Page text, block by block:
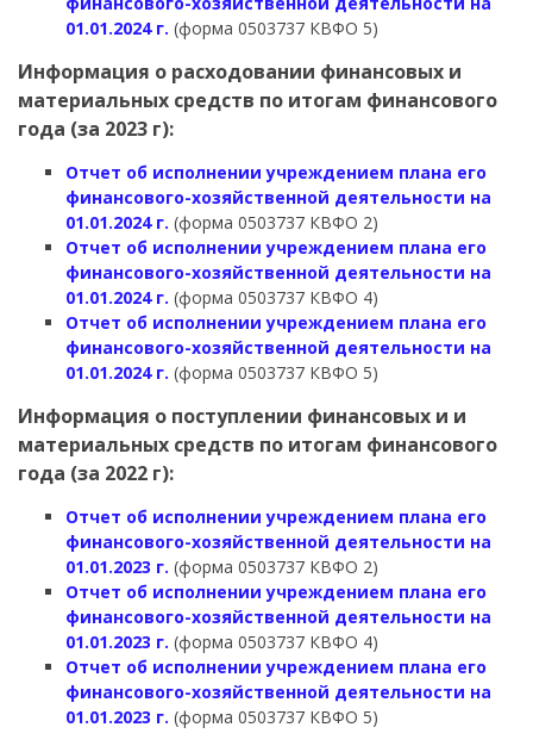
01.01.2024 г. (форма 0503737 КВФО 5)
Информация о расходовании финансовых и
материальных средств по итогам финансового
года (за 2023 г):
Отчет об исполнении учреждением плана его
финансового-хозяйственной деятельности на
01.01.2024 г. (форма 0503737 КВФО 2)
Отчет об исполнении учреждением плана его
финансового-хозяйственной деятельности на
01.01.2024 г. (форма 0503737 КВФО 4)
Отчет об исполнении учреждением плана его
финансового-хозяйственной деятельности на
01.01.2024 г. (форма 0503737 КВФО 5)
Информация о поступлении финансовых и и
материальных средств по итогам финансового
года (за 2022 г):
Отчет об исполнении учреждением плана его
финансового-хозяйственной деятельности на
01.01.2023 г. (форма 0503737 КВФО 2)
Отчет об исполнении учреждением плана его
финансового-хозяйственной деятельности на
01.01.2023 г. (форма 0503737 КВФО 4)
Отчет об исполнении учреждением плана его
финансового-хозяйственной деятельности на
01.01.2023 г. (форма 0503737 КВФО 5)